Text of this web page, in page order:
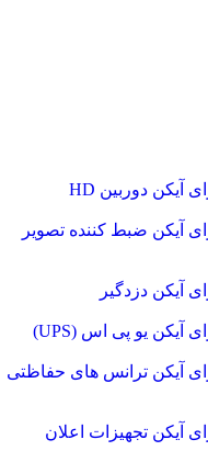
دوربین HD
ضبط کننده تصویر
دزدگیر
یو پی اس (UPS)
ترانس های حفاظتی
تجهیزات اعلان